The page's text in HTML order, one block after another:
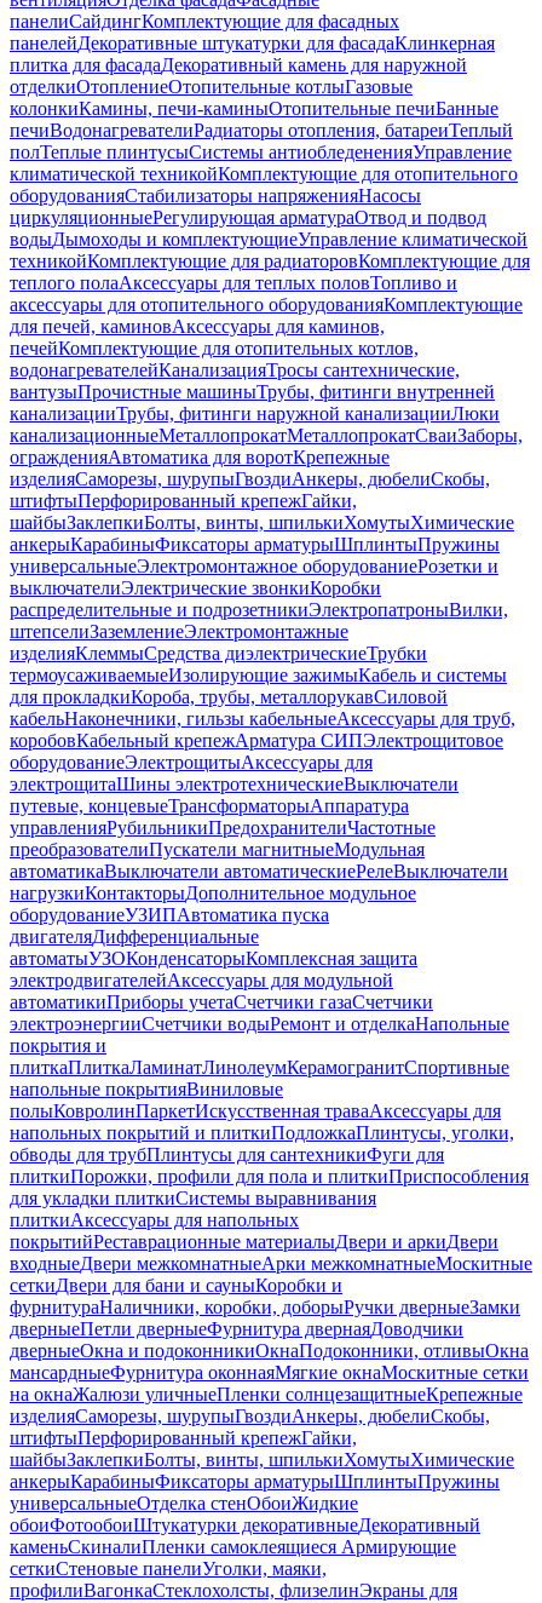
панелиСайдингКомплектующие для фасадных
панелейДекоративные штукатурки для фасадаКлинкерная
плитка для фасадаДекоративный камень для наружной
отделкиОтоплениеОтопительные котлыГазовые
колонкиКамины, печи-каминыОтопительные печиБанные
печиВодонагревателиРадиаторы отопления, батареиТеплый
полТеплые плинтусыСистемы антиобледененияУправление
климатической техникойКомплектующие для отопительного
оборудованияСтабилизаторы напряженияНасосы
циркуляционныеРегулирующая арматураОтвод и подвод
водыДымоходы и комплектующиеУправление климатической
техникойКомплектующие для радиаторовКомплектующие для
теплого полаАксессуары для теплых половТопливо и
аксессуары для отопительного оборудованияКомплектующие
для печей, каминовАксессуары для каминов,
печейКомплектующие для отопительных котлов,
водонагревателейКанализацияТросы сантехнические,
вантузыПрочистные машиныТрубы, фитинги внутренней
канализацииТрубы, фитинги наружной канализацииЛюки
канализационныеМеталлопрокатМеталлопрокатСваиЗаборы,
огражденияАвтоматика для воротКрепежные
изделияСаморезы, шурупыГвоздиАнкеры, дюбелиСкобы,
штифтыПерфорированный крепежГайки,
шайбыЗаклепкиБолты, винты, шпилькиХомутыХимические
анкерыКарабиныФиксаторы арматурыШплинтыПружины
универсальныеЭлектромонтажное оборудованиеРозетки и
выключателиЭлектрические звонкиКоробки
распределительные и подрозетникиЭлектропатроныВилки,
штепселиЗаземлениеЭлектромонтажные
изделияКлеммыСредства диэлектрическиеТрубки
термоусаживаемыеИзолирующие зажимыКабель и системы
для прокладкиКороба, трубы, металлорукавСиловой
кабельНаконечники, гильзы кабельныеАксессуары для труб,
коробовКабельный крепежАрматура СИПЭлектрощитовое
оборудованиеЭлектрощитыАксессуары для
электрощитаШины электротехническиеВыключатели
путевые, концевыеТрансформаторыАппаратура
управленияРубильникиПредохранителиЧастотные
преобразователиПускатели магнитныеМодульная
автоматикаВыключатели автоматическиеРелеВыключатели
нагрузкиКонтакторыДополнительное модульное
оборудованиеУЗИПАвтоматика пуска
двигателяДифференциальные
автоматыУЗОКонденсаторыКомплексная защита
электродвигателейАксессуары для модульной
автоматикиПриборы учетаСчетчики газаСчетчики
электроэнергииСчетчики водыРемонт и отделкаНапольные
покрытия и
плиткаПлиткаЛаминатЛинолеумКерамогранитСпортивные
напольные покрытияВиниловые
полыКовролинПаркетИскусственная траваАксессуары для
напольных покрытий и плиткиПодложкаПлинтусы, уголки,
обводы для трубПлинтусы для сантехникиФуги для
плиткиПорожки, профили для пола и плиткиПриспособления
для укладки плиткиСистемы выравнивания
плиткиАксессуары для напольных
покрытийРеставрационные материалыДвери и аркиДвери
входныеДвери межкомнатныеАрки межкомнатныеМоскитные
сеткиДвери для бани и сауныКоробки и
фурнитураНаличники, коробки, доборыРучки дверныеЗамки
дверныеПетли дверныеФурнитура двернаяДоводчики
дверныеОкна и подоконникиОкнаПодоконники, отливыОкна
мансардныеФурнитура оконнаяМягкие окнаМоскитные сетки
на окнаЖалюзи уличныеПленки солнцезащитныеКрепежные
изделияСаморезы, шурупыГвоздиАнкеры, дюбелиСкобы,
штифтыПерфорированный крепежГайки,
шайбыЗаклепкиБолты, винты, шпилькиХомутыХимические
анкерыКарабиныФиксаторы арматурыШплинтыПружины
универсальныеОтделка стенОбоиЖидкие
обоиФотообоиШтукатурки декоративныеДекоративный
каменьСкиналиПленки самоклеящиеся Армирующие
сеткиСтеновые панелиУголки, маяки,
профилиВагонкаСтеклохолсты, флизелинЭкраны для